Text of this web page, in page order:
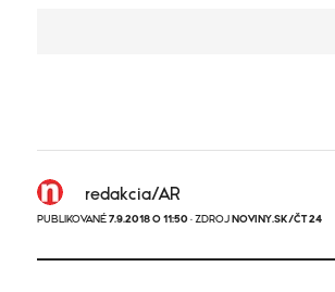
redakcia/AR
PUBLIKOVANÉ 7.9.2018 O 11:50 · ZDROJ NOVINY.SK/ČT 24